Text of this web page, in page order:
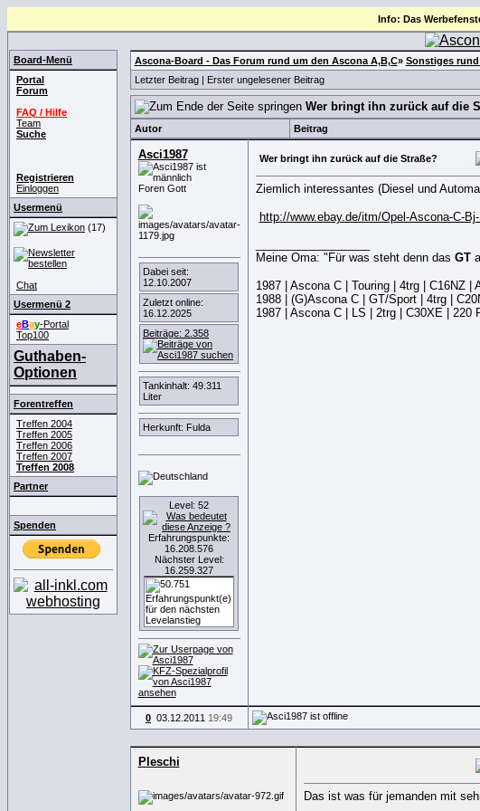
Info: Das
Board-Menü
Portal
Forum
FAQ / Hilfe
Team
Suche
Registrieren
Einloggen
Usermenü
(17)
Chat
Usermenü 2
eBay-Portal
Top100
Guthaben-
Optionen
Forentreffen
Treffen 2004
Treffen 2005
Treffen 2006
Treffen 2007
Treffen 2008
Partner
Spenden
Ascona-Board - Das Forum rund um den Ascona A,B,C» Sonstiges
Letzter Beitrag| Erster ungelesener Beitrag
Wer bringt ihn zurück auf die
Autor Beitrag
Asci1987
Foren Gott
Dabei seit:
12.10.2007
Zuletzt online:
16.12.2025
Beiträge: 2.358
Tankinhalt: 49.311
Liter
Herkunft: Fulda
Level: 52
Erfahrungspunkte:
16.208.576
Nächster Level:
16.259.327
Wer bringt ihn zurück auf die Straße?
Ziemlich interessantes (Diesel und
http://www.ebay.de/itm/Opel-Ascona-C-
Meine Oma: "Für was steht denn das GT
1987 | Ascona C | Touring | 4trg | C16NZ |
1988 | (G)Ascona C | GT/Sport | 4trg |
1987 | Ascona C | LS | 2trg | C30XE | 220
0 03.12.2011 19:49
Pleschi
Das ist was für jemanden mit